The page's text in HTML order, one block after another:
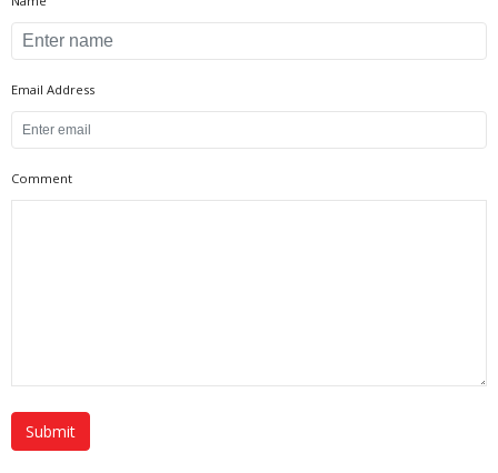
Email Address
Comment